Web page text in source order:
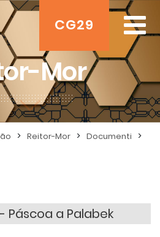
CG29
Mor
> Reitor-Mor > Documenti >
Páscoa a Palabek